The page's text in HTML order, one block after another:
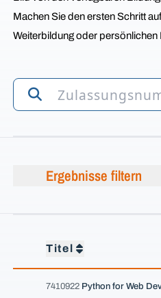
Machen Sie den ersten Schritt
Weiterbildung oder persönlichen
Ergebnisse filtern
Titel
7410922 Python for Web